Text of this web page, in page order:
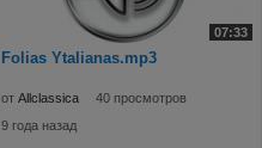
07:33
Folias Ytalianas.mp3
от Allclassica
40 просмотров
9 года назад